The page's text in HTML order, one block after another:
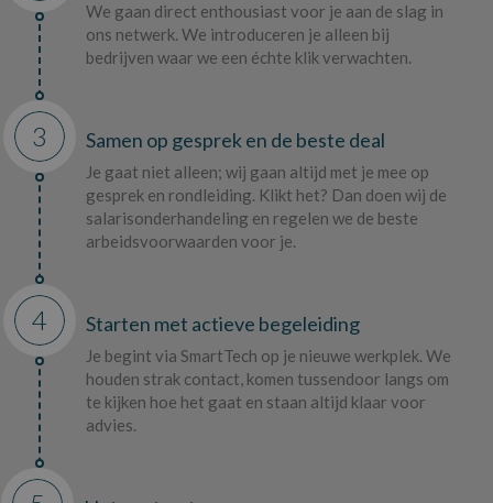
We gaan direct enthousiast voor je aan de slag in
ons netwerk. We introduceren je alleen bij
bedrijven waar we een échte klik verwachten.
3 Samen op gesprek en de beste deal
Je gaat niet alleen; wij gaan altijd met je mee op
gesprek en rondleiding. Klikt het? Dan doen wij de
salarisonderhandeling en regelen we de beste
arbeidsvoorwaarden voor je.
4 Starten met actieve begeleiding
Je begint via SmartTech op je nieuwe werkplek. We
houden strak contact, komen tussendoor langs om
te kijken hoe het gaat en staan altijd klaar voor
advies.